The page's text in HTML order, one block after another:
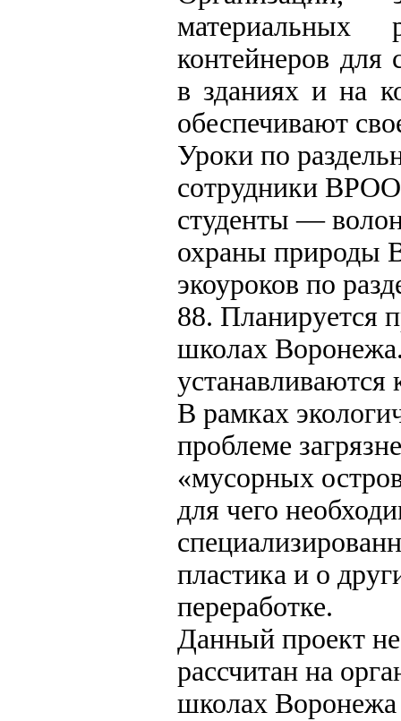
материальных
контейнеров
в зданиях и на
обеспечивают
Уроки по
сотрудники ВРОО
студенты —
охраны природы
экоуроков по
88. Планируется
школах
В рамках
проблеме
«мусорных
для чего
пластика и о
переработке.
Данный проект не
рассчитан на
школах